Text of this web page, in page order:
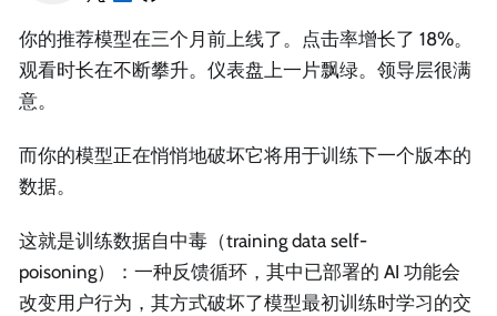
你的推荐模型在三个月前上线了。点击率增长了 18%。
观看时长在不断攀升。仪表盘上一片飘绿。领导层很满
意。
而你的模型正在悄悄地破坏它将用于训练下一个版本的
数据。
这就是训练数据自中毒（training data self-
poisoning）：一种反馈循环，其中已部署的 AI 功能会
改变用户行为，其方式破坏了模型最初训练时学习的交